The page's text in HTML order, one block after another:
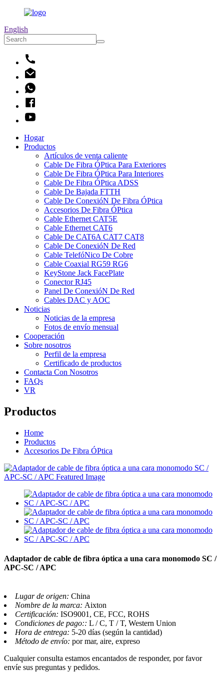
English
Hogar
Productos
Artículos de venta caliente
Cable De Fibra ÓPtica Para Exteriores
Cable De Fibra ÓPtica Para Interiores
Cable De Fibra ÓPtica ADSS
Cable De Bajada FTTH
Cable De ConexióN De Fibra ÓPtica
Accesorios De Fibra ÓPtica
Cable Ethernet CAT5E
Cable Ethernet CAT6
Cable De CAT6A CAT7 CAT8
Cable De ConexióN De Red
Cable TelefóNico De Cobre
Cable Coaxial RG59 RG6
KeyStone Jack FacePlate
Conector RJ45
Panel De ConexióN De Red
Cables DAC y AOC
Noticias
Noticias de la empresa
Fotos de envío mensual
Cooperación
Sobre nosotros
Perfil de la empresa
Certificado de productos
Contacta Con Nosotros
FAQs
VR
Productos
Home
Productos
Accesorios De Fibra ÓPtica
Adaptador de cable de fibra óptica a una cara monomodo SC /
APC-SC / APC
Lugar de origen: China
Nombre de la marca: Aixton
Certificación: ISO9001, CE, FCC, ROHS
Condiciones de pago:: L / C, T / T, Western Union
Hora de entrega: 5-20 días (según la cantidad)
Método de envío: por mar, aire, expreso
Cualquier consulta estamos encantados de responder, por favor
envíe sus preguntas y pedidos.